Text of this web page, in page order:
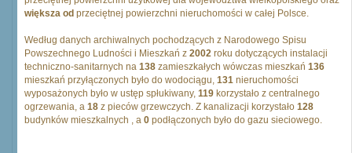
większa od przeciętnej powierzchni nieruchomości w całej Polsce.
Według danych archiwalnych pochodzących z Narodowego Spisu
Powszechnego Ludności i Mieszkań z 2002 roku dotyczących instalacji
techniczno-sanitarnych na 138 zamieszkałych wówczas mieszkań 136
mieszkań przyłączonych było do wodociągu, 131 nieruchomości
wyposażonych było w ustęp spłukiwany, 119 korzystało z centralnego
ogrzewania, a 18 z pieców grzewczych. Z kanalizacji korzystało 128
budynków mieszkalnych , a 0 podłączonych było do gazu sieciowego.